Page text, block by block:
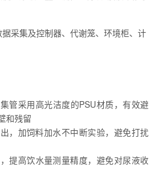
采集及控制器、代谢笼、环境柜、计
管采用高光洁度的PSU材质，有效避
和残留
，加饲料加水不中断实验， 避免打扰
提高饮水量测量精度，避免对尿液收